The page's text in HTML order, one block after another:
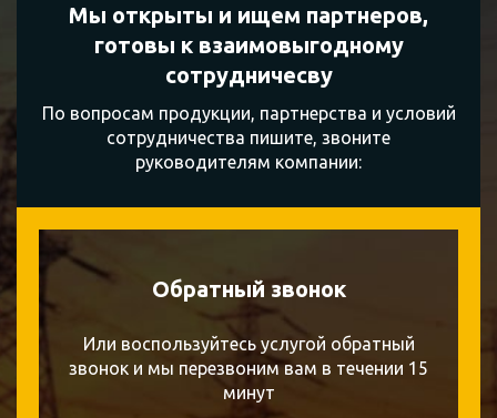
Мы открыты и ищем партнеров,
готовы квзаимовыгодному
сотрудничесву
По вопросам продукции, партнерства и условий
сотрудничества пишите, звоните
руководителям компании:
Обратный звонок
Или воспользуйтесь услугой обратный
звонок и мы перезвоним вам в течении 15
минут